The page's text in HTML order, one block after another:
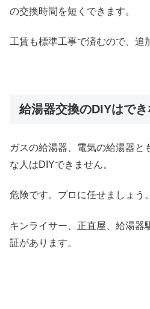
の交換時間を短くできます。
工賃も標準工事で済むので、追
給湯器交換のDIYはでき
ガスの給湯器、電気の給湯器と
な人はDIYできません。
危険です。プロに任せましょう。
キンライサー、正直屋、給湯器
証があります。